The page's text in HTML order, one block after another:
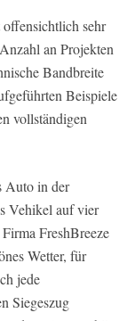
sehr
an Projekten
Bandbreite
Beispiele
vollständigen
Auto in der
Vehikel auf vier
FreshBreeze
Wetter, für
jede
Siegeszug